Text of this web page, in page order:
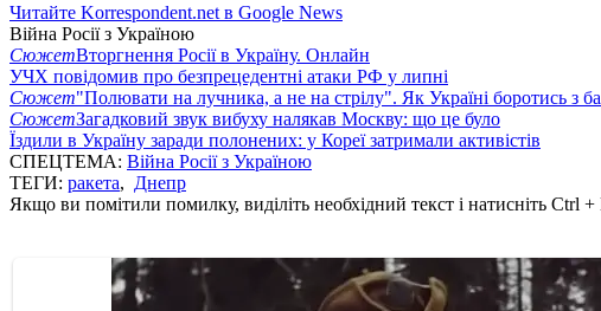
Читайте Korrespondent.net в Google News
Війна Росії з Україною
СюжетВторгнення Росії в Україну. Онлайн
УЧХ повідомив про безпрецедентні атаки РФ у липні
Сюжет"Полювати на лучника, а не на стрілу". Як Україні боротись з
СюжетЗагадковий звук вибуху налякав Москву: що це було
Їздили в Україну заради полонених: у Кореї затримали активістів
СПЕЦТЕМА: Війна Росії з Україною
ТЕГИ: ракета, Днепр
Якщо ви помітили помилку, виділіть необхідний текст і натисніть Ctrl